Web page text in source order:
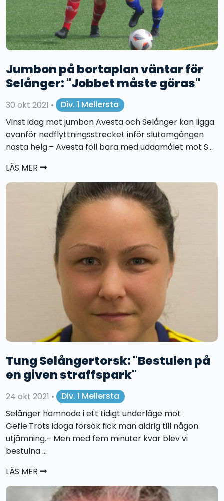
Jumbon på bortaplan väntar för
Selånger: "Jobbet måste göras"
30 okt 2021 •
Div. 1 Mellersta
Vinst idag mot jumbon Avesta och Selånger kan ligga
ovanför nedflyttningsstrecket inför slutomgången
nästa helg.– Avesta föll bara med uddamålet mot S...
LÄS MER
Tung Selångertorsk: "Bestulen på
en given straffspark"
24 okt 2021 •
Div. 1 Mellersta
Selånger hamnade i ett tidigt underläge mot
Gefle.Trots idoga försök fick man aldrig till någon
utjämning.– Men med fem minuter kvar blev vi
bestulna ...
LÄS MER